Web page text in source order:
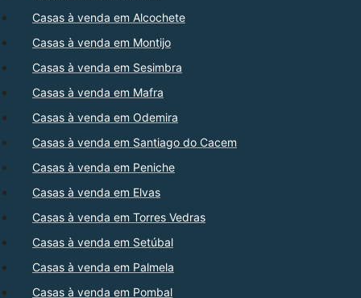
Casas à venda em Alcochete
Casas à venda em Montijo
Casas à venda em Sesimbra
Casas à venda em Mafra
Casas à venda em Odemira
Casas à venda em Santiago do Cacem
Casas à venda em Peniche
Casas à venda em Elvas
Casas à venda em Torres Vedras
Casas à venda em Setúbal
Casas à venda em Palmela
Casas à venda em Pombal